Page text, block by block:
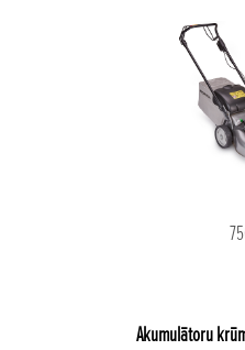
Akumulātoru